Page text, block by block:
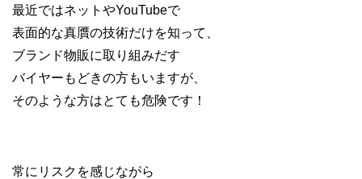
最近ではネットやYouTubeで
表面的な真贋の技術だけを知って、
ブランド物販に取り組みだす
バイヤーもどきの方もいますが、
そのような方はとても危険です！
常にリスクを感じながら